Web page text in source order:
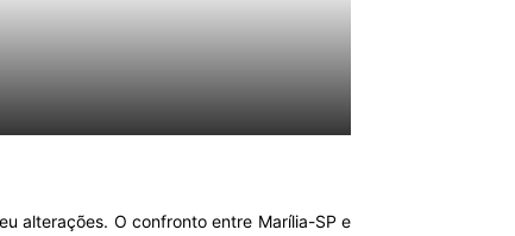
alterações. O confronto entre Marília-SP e